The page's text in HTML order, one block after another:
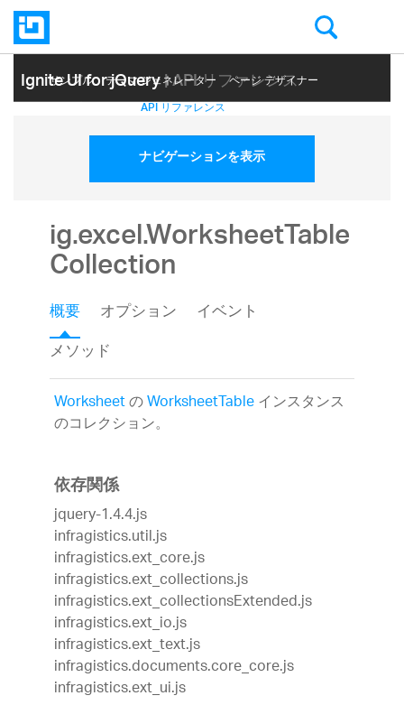
Ignite UI for jQuery| API リファレンス
サンプル テーマ ジェネレーター ページ デザイナー
ヘルプ トピック API リファレンス
ナビゲーションを表示
ig.excel.WorksheetTable
Collection
概要 オプション
イベント
メソッド
WorksheetのWorksheetTableインスタンス
のコレクション。
依存関係
jquery-1.4.4.js
infragistics.util.js
infragistics.ext_core.js
infragistics.ext_collections.js
infragistics.ext_collectionsExtended.js
infragistics.ext_io.js
infragistics.ext_text.js
infragistics.documents.core_core.js
infragistics.ext_ui.js